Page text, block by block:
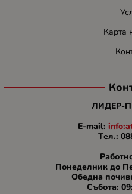
Карта
ЛИДЕР-
E-mail:
Tел.:
Понеделник до
Обедна
Събота: